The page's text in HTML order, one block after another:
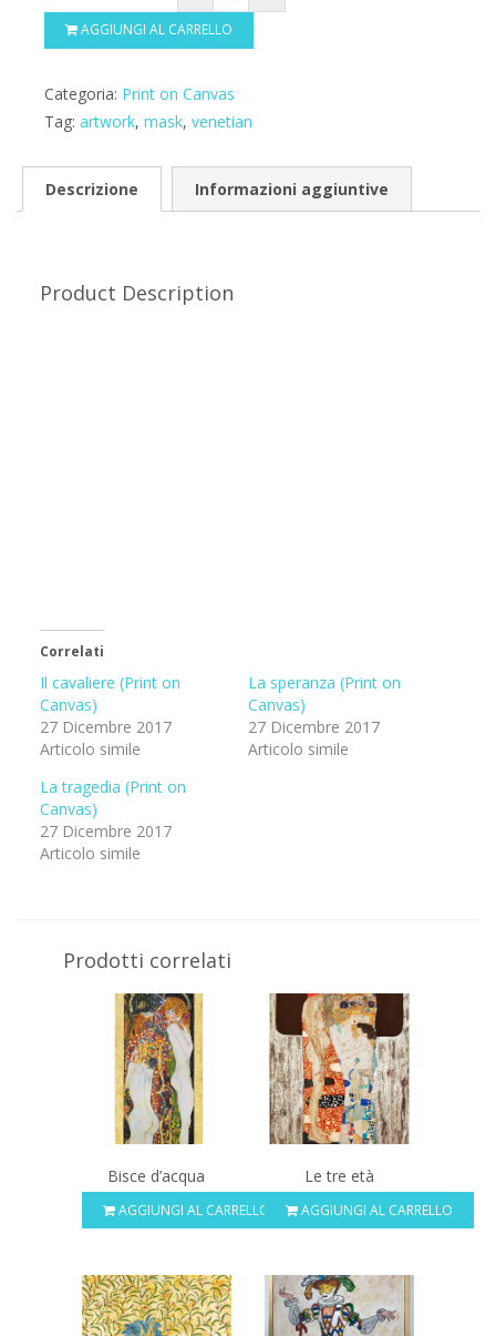
AGGIUNGI AL CARRELLO
Categoria: Print on Canvas
Tag:artwork,mask,venetian
Descrizione Informazioni aggiuntive
Product Description
Correlati
Il cavaliere (Print on
Canvas)
27 Dicembre 2017
Articolo simile
La speranza (Print on
Canvas)
27 Dicembre 2017
Articolo simile
La tragedia (Print on
Canvas)
27 Dicembre 2017
Articolo simile
Prodotti correlati
Bisce d’acqua
AGGIUNGI AL CARRELLO
Le tre età
AGGIUNGI AL CARRELLO